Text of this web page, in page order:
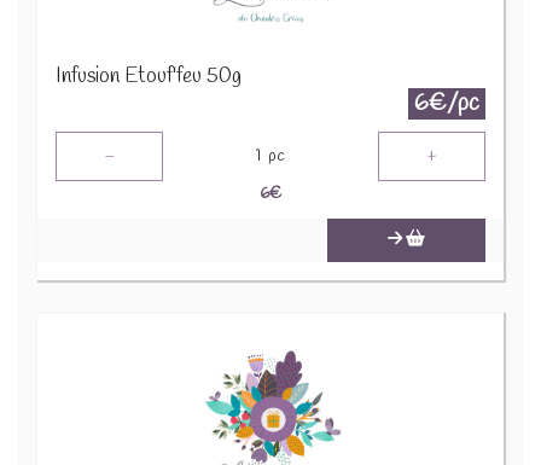
Infusion Etouf'feu 50g
6€/pc
- 1 pc +
6€